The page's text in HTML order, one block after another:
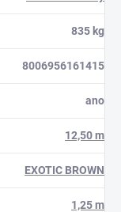
835 kg
8006956161415
ano
12,50 m
EXOTIC BROWN
1,25 m